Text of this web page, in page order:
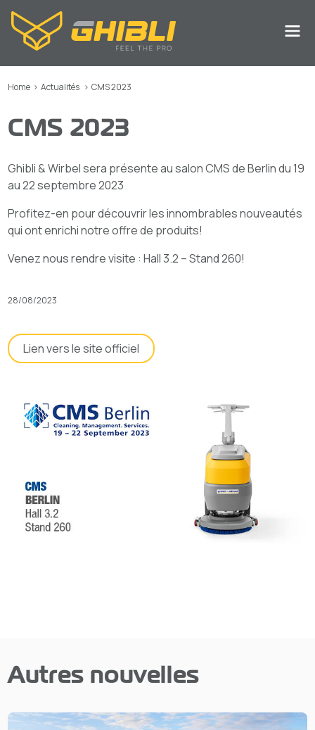
Home > Actualités > CMS 2023
CMS 2023
Ghibli & Wirbel sera présente au salon CMS de Berlin du 19
au 22 septembre 2023
Profitez-en pour découvrir les innombrables nouveautés
qui ont enrichi notre offre de produits!
Venez nous rendre visite : Hall 3.2 – Stand 260!
28/08/2023
Lien vers le site officiel
Autres nouvelles